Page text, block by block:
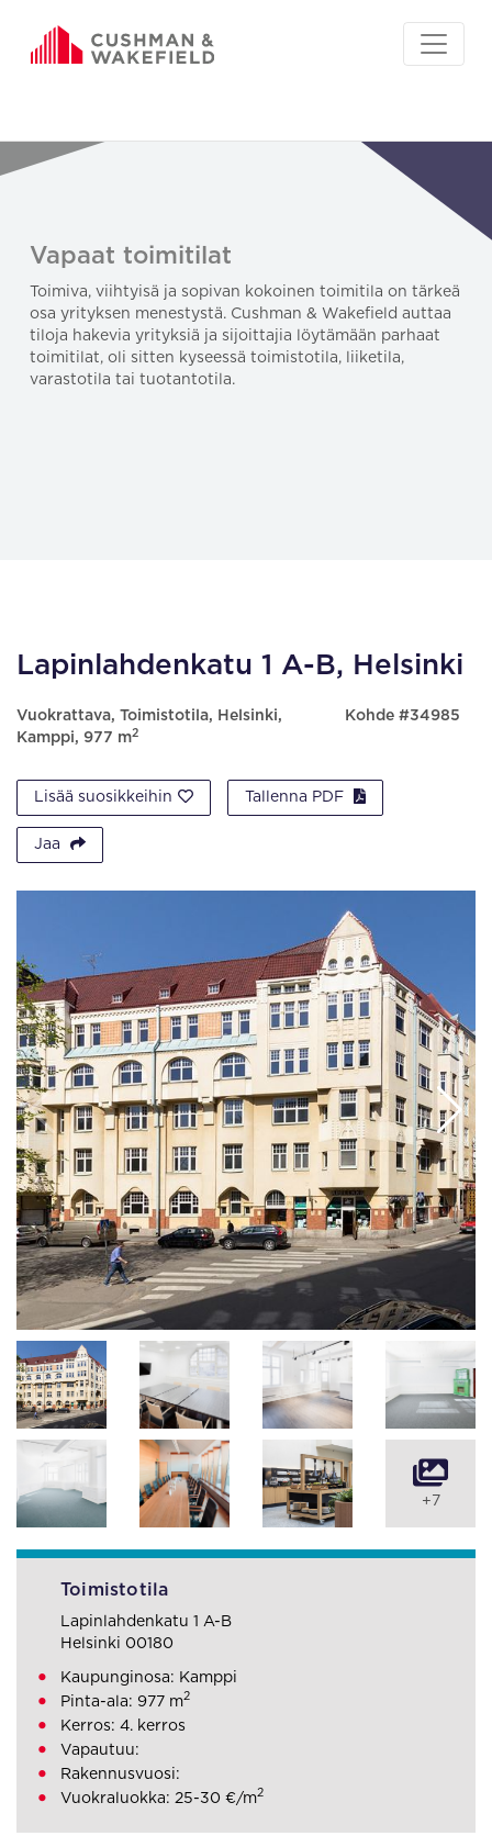
Vapaat toimitilat
Toimiva, viihtyisä ja sopivan kokoinen toimitila on tärkeä
osa yrityksen menestystä. Cushman & Wakefield auttaa
tiloja hakevia yrityksiä ja sijoittajia löytämään parhaat
toimitilat, oli sitten kyseessä toimistotila, liiketila,
varastotila tai tuotantotila.
Lapinlahdenkatu 1 A-B, Helsinki
Vuokrattava, Toimistotila, Helsinki,
Kamppi, 977 m2
Kohde #34985
Lisää suosikkeihin Tallenna PDF
Jaa
+7
Toimistotila
Lapinlahdenkatu 1 A-B
Helsinki 00180
Kaupunginosa: Kamppi
Pinta-ala: 977 m2
Kerros: 4. kerros
Vapautuu:
Rakennusvuosi:
Vuokraluokka: 25-30 €/m2